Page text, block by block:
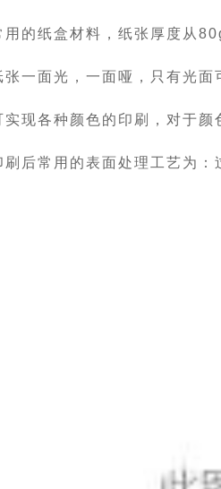
用的纸盒材料，纸张厚度从
张一面光，一面哑，只有光面
实现各种颜色的印刷，对于颜
刷后常用的表面处理工艺为